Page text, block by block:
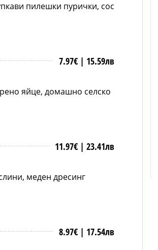
пилешки пурички, сос
7.97€ | 15.59лв
яйце, домашно селско
11.97€ | 23.41лв
меден дресинг
8.97€ | 17.54лв